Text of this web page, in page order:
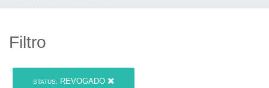
Filtro
STATUS: REVOGADO